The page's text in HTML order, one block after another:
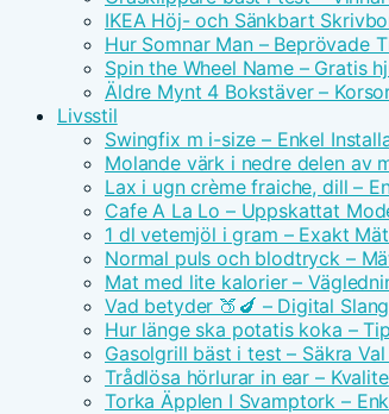
IKEA Höj- och Sänkbart
Hur Somnar Man – Beprövade
Spin the Wheel Name – Gratis
Äldre Mynt 4 Bokstäver –
Livsstil
Swingfix m i-size – Enkel
Molande värk i nedre delen av
Lax i ugn crème fraiche, dill –
Cafe A La Lo – Uppskattat
1 dl vetemjöl i gram – Exakt
Normal puls och blodtryck –
Mat med lite kalorier –
Vad betyder 🍑🍆 – Digital
Hur länge ska potatis koka –
Gasolgrill bäst i test – Säkra
Trådlösa hörlurar in ear –
Torka Äpplen I Svamptork –